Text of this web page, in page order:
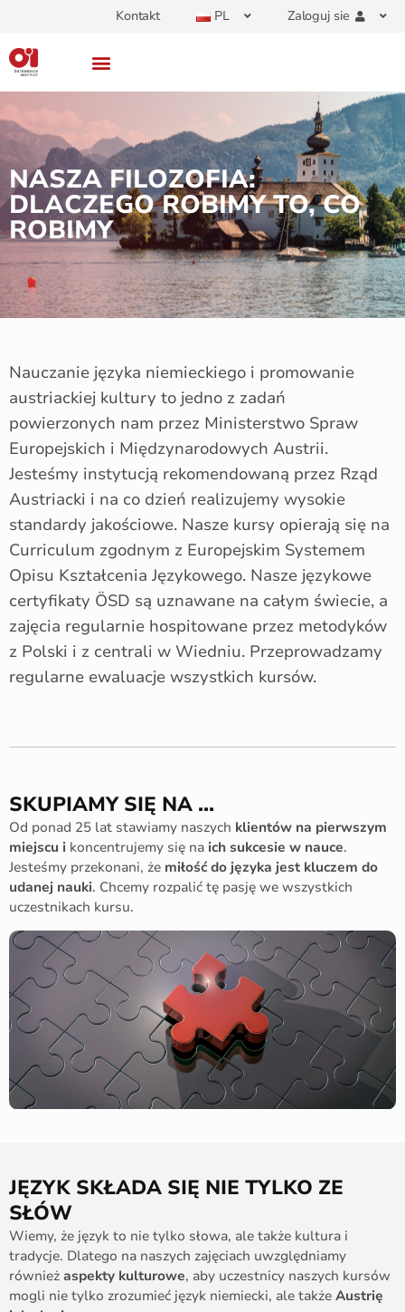
Kontakt PL Zaloguj sie
NASZA FILOZOFIA:
DLACZEGO ROBIMY TO, CO
ROBIMY
Nauczanie języka niemieckiego i promowanie
austriackiej kultury to jedno z zadań
powierzonych nam przez Ministerstwo Spraw
Europejskich i Międzynarodowych Austrii.
Jesteśmy instytucją rekomendowaną przez Rząd
Austriacki i na co dzień realizujemy wysokie
standardy jakościowe. Nasze kursy opierają się na
Curriculum zgodnym z Europejskim Systemem
Opisu Kształcenia Językowego. Nasze językowe
certyfikaty ÖSD są uznawane na całym świecie, a
zajęcia regularnie hospitowane przez metodyków
z Polski i z centrali w Wiedniu. Przeprowadzamy
regularne ewaluacje wszystkich kursów.
SKUPIAMY SIĘ NA ...
Od ponad 25 lat stawiamy naszych klientów na pierwszym
miejscu i koncentrujemy się na ich sukcesie w nauce.
Jesteśmy przekonani, że miłość do języka jest kluczem do
udanej nauki. Chcemy rozpalić tę pasję we wszystkich
uczestnikach kursu.
JĘZYK SKŁADA SIĘ NIE TYLKO ZE
SŁÓW
Wiemy, że język to nie tylko słowa, ale także kultura i
tradycje. Dlatego na naszych zajęciach uwzględniamy
również aspekty kulturowe, aby uczestnicy naszych kursów
mogli nie tylko zrozumieć język niemiecki, ale także Austrię